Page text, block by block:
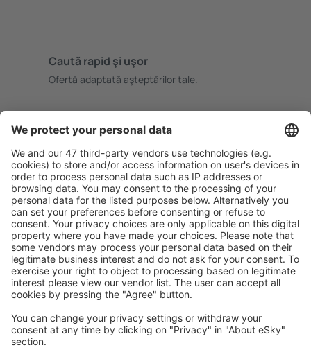
Caută rapid şi uşor
Ofertă adaptată aşteptărilor tale.
Rezervare fără griji cu opțiune gratuită de anulare.
Economiseşte mai mult
Prețuri atractive și oferte speciale pentru utilizatorii
conectați.
Cazarea preferată
Alege din peste 1,3 mil. de opţiuni: hoteluri, cabane,
apartamente și altele.
Cele mai căutate cazări de către utilizatorii eSky